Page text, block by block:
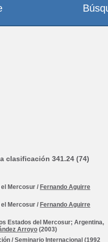
clasificación 341.24 (74)
Mercosur / Fernando Aguirre
Mercosur / Fernando Aguirre
Estados del Mercosur; Argentina,
Arroyo (2003)
/ Seminario Internacional (1992